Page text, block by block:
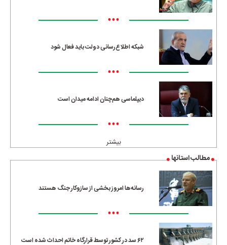
•••
شبکه اطلاع‌رسانی دولت باید فعال شود
•••
دیپلماسی هم‌چنان ادامه میدان است
•••
بیشتر
مطالب استانها
رسانه‌ها امروز بخشی از سازوکار جنگ هستند
•••
۶۲ سد در کشور توسط قرارگاه خاتم احداث شده است